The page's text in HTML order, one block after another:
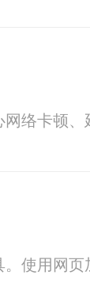
络卡顿、
使用网